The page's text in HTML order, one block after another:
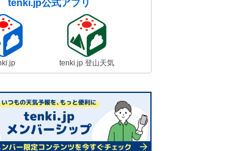
tenki.jp公式アプリ
tenki.jp 登山天気